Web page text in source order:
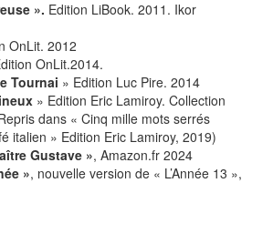
». Edition LiBook. 2011. Ikor
OnLit. 2012
OnLit.2014.
Tournai » Edition Luc Pire. 2014
» Edition Eric Lamiroy. Collection
dans « Cinq mille mots serrés
italien » Edition Eric Lamiroy, 2019)
Gustave », Amazon.fr 2024
», nouvelle version de « L’Année 13 »,